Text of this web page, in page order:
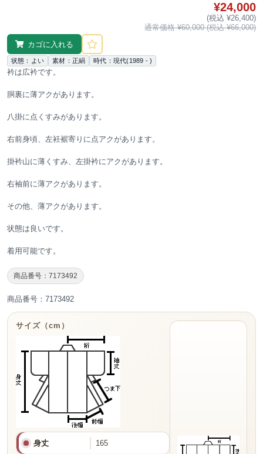
¥24,000
(税込 ¥26,400)
通常価格 ¥60,000 (税込 ¥66,000)
カゴに入れる
状態：よい 素材：正絹 時代：現代(1989 - )
衿は広衿です。
胴裏に薄アクがあります。
八掛に点くすみがあります。
右前身頃、左衽裾寄りに点アクがあります。
掛衿山に薄くすみ、左掛衿にアクがあります。
右袖前に薄アクがあります。
その他、薄アクがあります。
状態は良いです。
着用可能です。
商品番号：7173492
商品番号：7173492
サイズ（cm）
身丈 165